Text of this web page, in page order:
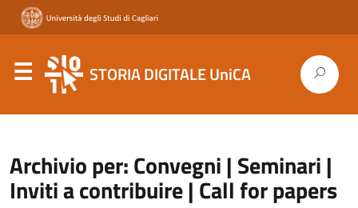
STORIA DIGITALE UniCA
Archivio per: Convegni | Seminari |
Inviti a contribuire | Call for papers